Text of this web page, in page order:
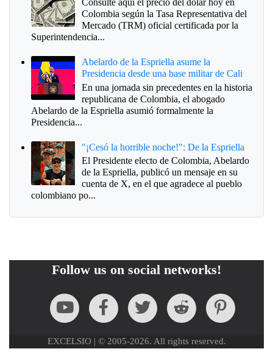
Consulte aquí el precio del dólar hoy en
Colombia según la Tasa Representativa del
Mercado (TRM) oficial certificada por la
Superintendencia...
Abelardo de la Espriella asume la
Presidencia desde una base militar de Cali
En una jornada sin precedentes en la historia
republicana de Colombia, el abogado
Abelardo de la Espriella asumió formalmente la
Presidencia...
"¡Cesó la horrible noche!": De la Espriella
El Presidente electo de Colombia, Abelardo
de la Espriella, publicó un mensaje en su
cuenta de X, en el que agradece al pueblo
colombiano po...
Follow us on social networks!
EXCELSIO | © 2005-2026. All rights reserved.